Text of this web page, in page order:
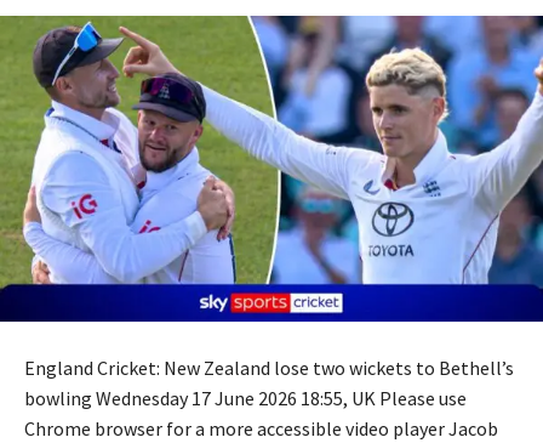
England Cricket: New Zealand lose two wickets to Bethell’s
bowling Wednesday 17 June 2026 18:55, UK Please use
Chrome browser for a more accessible video player Jacob